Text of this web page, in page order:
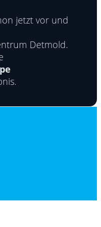
jetzt vor und
Detmold.